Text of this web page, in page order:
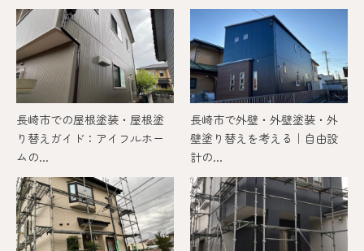
長崎市での屋根塗装・屋根塗
り替えガイド：アイフルホー
ムの...
長崎市で外壁・外壁塗装・外
壁塗り替えを考える｜自由設
計の...